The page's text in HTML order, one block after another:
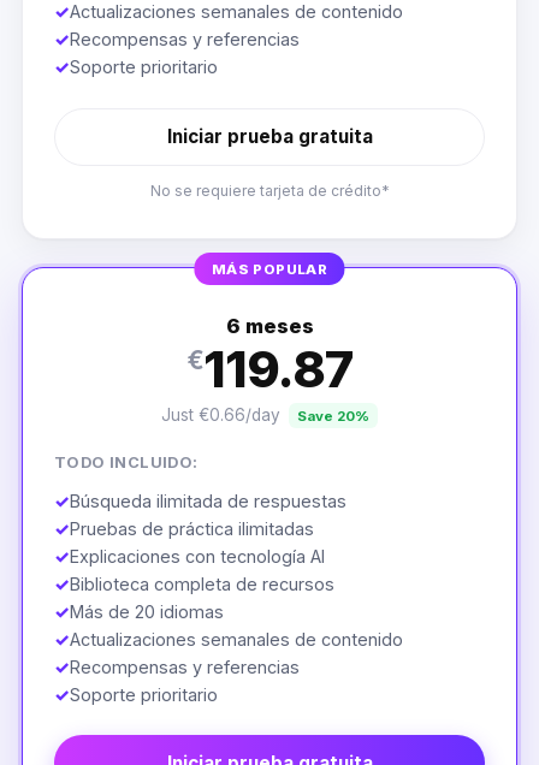
✓Actualizaciones semanales de contenido
✓Recompensas y referencias
✓Soporte prioritario
Iniciar prueba gratuita
No se requiere tarjeta de crédito*
MÁS POPULAR
6 meses
€119.87
Just €0.66/day Save 20%
TODO INCLUIDO:
✓Búsqueda ilimitada de respuestas
✓Pruebas de práctica ilimitadas
✓Explicaciones con tecnología AI
✓Biblioteca completa de recursos
✓Más de 20 idiomas
✓Actualizaciones semanales de contenido
✓Recompensas y referencias
✓Soporte prioritario